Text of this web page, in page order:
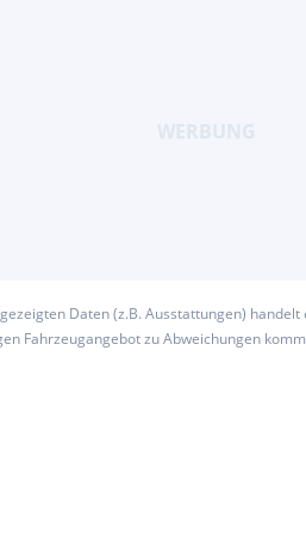
Daten (z.B. Ausstattungen)
Fahrzeugangebot zu Abweichungen